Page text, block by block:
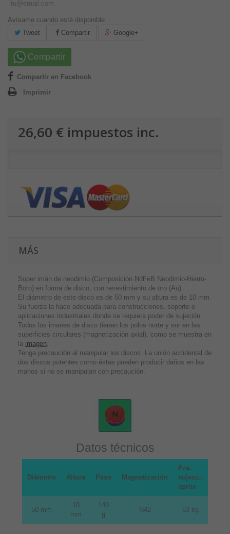
Avísame cuando esté disponible
Tweet
Compartir Google+
Compartir
Compartir en Facebook
Imprimir
26,60 € impuestos inc.
MÁS
Super imán de neodimio (Composición NdFeB Neodimio-Hierro-
Boro) en forma de disco, con revestimiento de oro (Au).
El diámetro de este disco es de 50 mm y su altura es de 10 mm.
Su fuerza la hace adecuada para construcciones, soporte o
aplicaciones industriales donde se requiera poder de sujeción.
Todos los imanes de disco tienen los polos norte y sur en las
superficies circulares (magnetización axial), como se muestra en
la imagen.
Tenga precaución al manipular los discos. La unión accidental de
dos discos potentes como éstas pueden producir daños en las
manos si no se manipulan con precaución.
Datos técnicos
Diámetro Altura Peso Magnetización
Fza.
sujecc.:
aprox
50 mm
10
mm
140
g
N42 53 kg